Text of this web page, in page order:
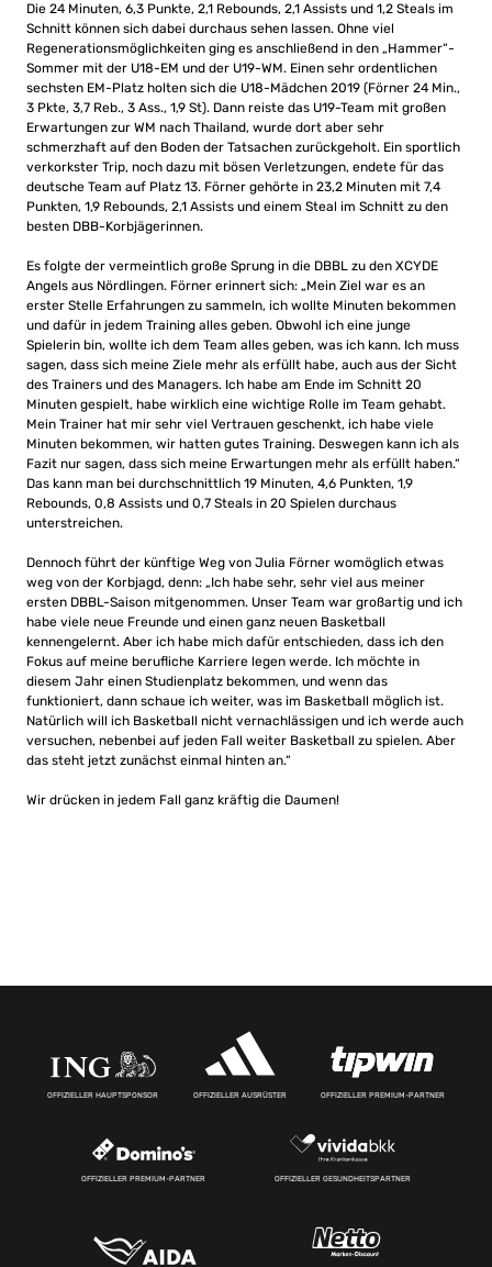
Die 24 Minuten, 6,3 Punkte, 2,1 Rebounds, 2,1 Assists und 1,2 Steals im
Schnitt können sich dabei durchaus sehen lassen. Ohne viel
Regenerationsmöglichkeiten ging es anschließend in den „Hammer“-
Sommer mit der U18-EM und der U19-WM. Einen sehr ordentlichen
sechsten EM-Platz holten sich die U18-Mädchen 2019 (Förner 24 Min.,
3 Pkte, 3,7 Reb., 3 Ass., 1,9 St). Dann reiste das U19-Team mit großen
Erwartungen zur WM nach Thailand, wurde dort aber sehr
schmerzhaft auf den Boden der Tatsachen zurückgeholt. Ein sportlich
verkorkster Trip, noch dazu mit bösen Verletzungen, endete für das
deutsche Team auf Platz 13. Förner gehörte in 23,2 Minuten mit 7,4
Punkten, 1,9 Rebounds, 2,1 Assists und einem Steal im Schnitt zu den
besten DBB-Korbjägerinnen.
Es folgte der vermeintlich große Sprung in die DBBL zu den XCYDE
Angels aus Nördlingen. Förner erinnert sich: „Mein Ziel war es an
erster Stelle Erfahrungen zu sammeln, ich wollte Minuten bekommen
und dafür in jedem Training alles geben. Obwohl ich eine junge
Spielerin bin, wollte ich dem Team alles geben, was ich kann. Ich muss
sagen, dass sich meine Ziele mehr als erfüllt habe, auch aus der Sicht
des Trainers und des Managers. Ich habe am Ende im Schnitt 20
Minuten gespielt, habe wirklich eine wichtige Rolle im Team gehabt.
Mein Trainer hat mir sehr viel Vertrauen geschenkt, ich habe viele
Minuten bekommen, wir hatten gutes Training. Deswegen kann ich als
Fazit nur sagen, dass sich meine Erwartungen mehr als erfüllt haben.“
Das kann man bei durchschnittlich 19 Minuten, 4,6 Punkten, 1,9
Rebounds, 0,8 Assists und 0,7 Steals in 20 Spielen durchaus
unterstreichen.
Dennoch führt der künftige Weg von Julia Förner womöglich etwas
weg von der Korbjagd, denn: „Ich habe sehr, sehr viel aus meiner
ersten DBBL-Saison mitgenommen. Unser Team war großartig und ich
habe viele neue Freunde und einen ganz neuen Basketball
kennengelernt. Aber ich habe mich dafür entschieden, dass ich den
Fokus auf meine berufliche Karriere legen werde. Ich möchte in
diesem Jahr einen Studienplatz bekommen, und wenn das
funktioniert, dann schaue ich weiter, was im Basketball möglich ist.
Natürlich will ich Basketball nicht vernachlässigen und ich werde auch
versuchen, nebenbei auf jeden Fall weiter Basketball zu spielen. Aber
das steht jetzt zunächst einmal hinten an.“
Wir drücken in jedem Fall ganz kräftig die Daumen!
OFFIZIELLER HAUPTSPONSOR OFFIZIELLER AUSRÜSTER OFFIZIELLER PREMIUM-PARTNER
OFFIZIELLER PREMIUM-PARTNER OFFIZIELLER GESUNDHEITSPARTNER